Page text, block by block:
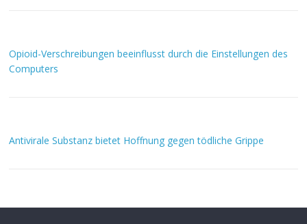
Opioid-Verschreibungen beeinflusst durch die Einstellungen des
Computers
Antivirale Substanz bietet Hoffnung gegen tödliche Grippe